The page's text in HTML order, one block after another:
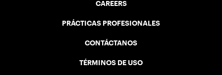
CAREERS
PRÁCTICAS PROFESIONALES
CONTÁCTANOS
TÉRMINOS DE USO